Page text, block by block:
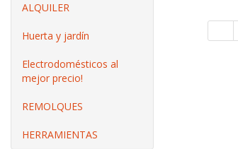
ALQUILER
Huerta y jardín
Electrodomésticos al
mejor precio!
REMOLQUES
HERRAMIENTAS